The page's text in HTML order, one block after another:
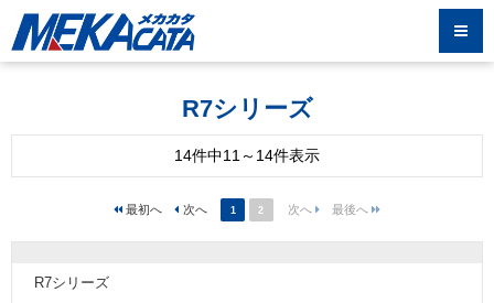
R7シリーズ
14件中11～14件表示
1 2
R7シリーズ